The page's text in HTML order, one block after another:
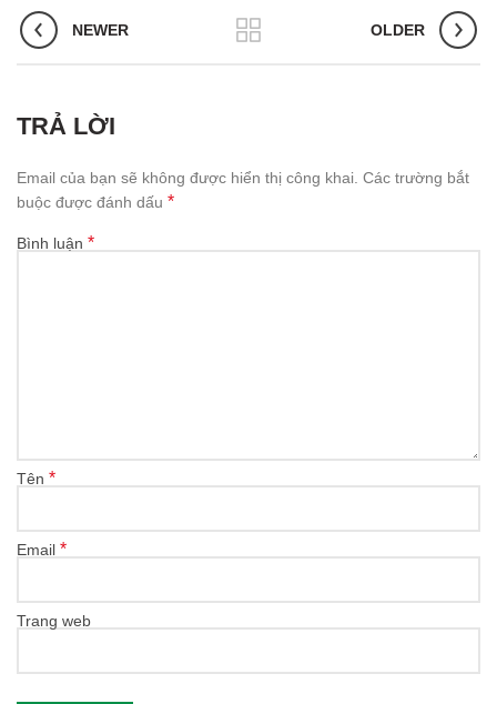
NEWER OLDER
TRẢ LỜI
Email của bạn sẽ không được hiển thị công khai. Các trường bắt
buộc được đánh dấu *
Bình luận *
Tên *
Email *
Trang web